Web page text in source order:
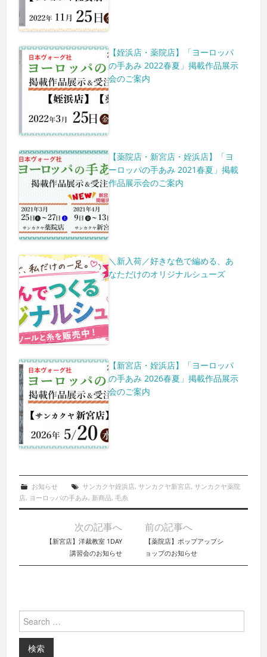
【姪浜店・薬院店】「ヨーロッパ
の手あみ 2022春夏」掲載作品展示
会のご案内
【薬院店・新宮店・姪浜店】「ヨ
ーロッパの手あみ 2021春夏」掲載
作品展示会のご案内
＼新入荷／好きな色で編める、あ
なただけのオリジナルシューズ
【新宮店・姪浜店】「ヨーロッパ
の手あみ 2026春夏」掲載作品展示
会のご案内
お知らせ サンカクヤ姪浜店, サンカクヤ新宮店, サンカクヤ薬院
店, ヨーロッパの手あみ, 新商品,毛糸
Post navigation
次の記事へ
【新宮店】洋裁教室 1DAY
講習会のお知らせ
前の記事へ
【薬院店】ポップアップシ
ョップのお知らせ
Search for: